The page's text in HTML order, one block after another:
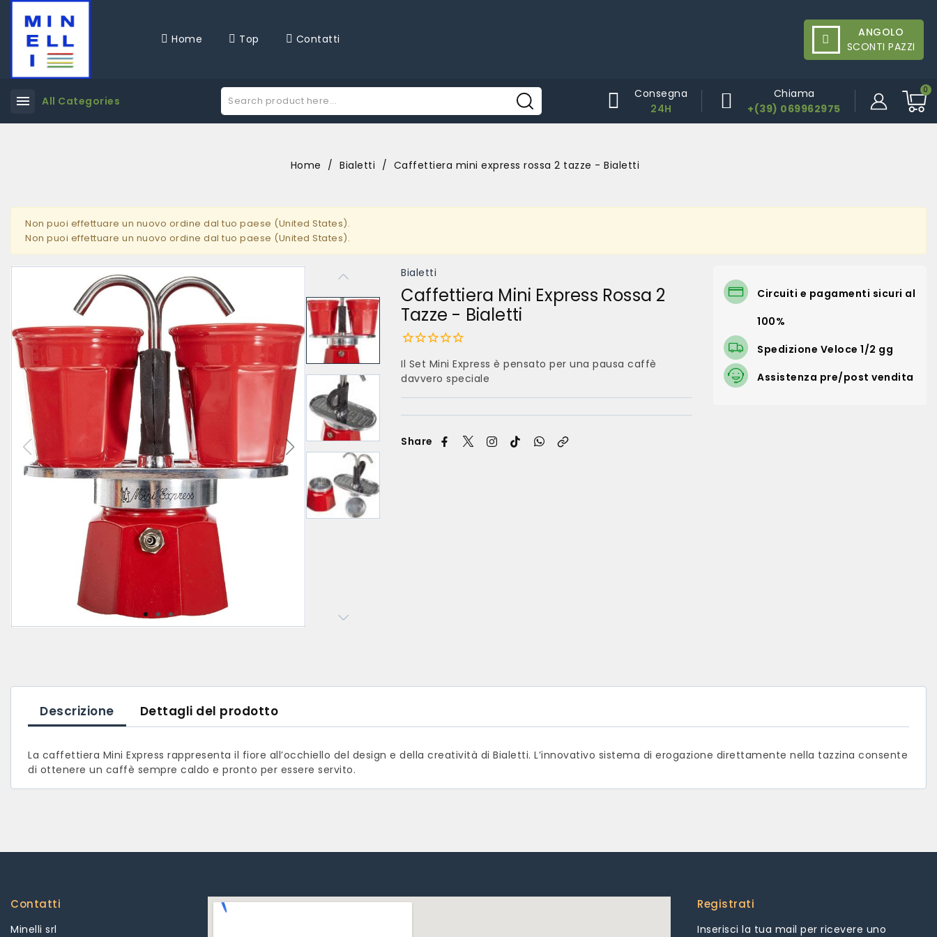
Home Top Contatti
ANGOLO
SCONTI PAZZI
menu All Categories
Consegna
24H
Chiama
+(39) 069962975
Home Bialetti Caffettiera mini express rossa 2 tazze - Bialetti
Non puoi effettuare un nuovo ordine dal tuo paese (United States).
Non puoi effettuare un nuovo ordine dal tuo paese (United States).
Bialetti
Caffettiera Mini Express Rossa 2
Tazze - Bialetti
Il Set Mini Express è pensato per una pausa caffè
davvero speciale
Share
Circuiti e pagamenti sicuri al
100%
Spedizione Veloce 1/2 gg
Assistenza pre/post vendita
Descrizione Dettagli del prodotto
La caffettiera Mini Express rappresenta il fiore all’occhiello del design e della creatività di Bialetti. L’innovativo sistema di erogazione direttamente nella tazzina consente
di ottenere un caffè sempre caldo e pronto per essere servito.
Contatti
Minelli srl
Registrati
Inserisci la tua mail per ricevere uno